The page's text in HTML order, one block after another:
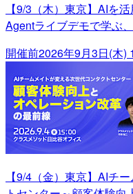
【9/3（木）東京】AIを
Agentライブデモで学ぶ
開催前2026年9月3日(木)
【9/4（金）東京】AIチ